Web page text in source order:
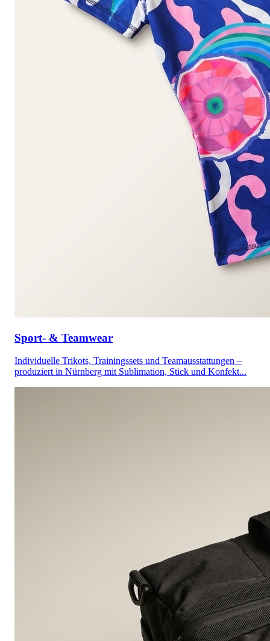
Sport- & Teamwear
Individuelle Trikots, Trainingssets und Teamausstattungen –
produziert in Nürnberg mit Sublimation, Stick und Konfekt...